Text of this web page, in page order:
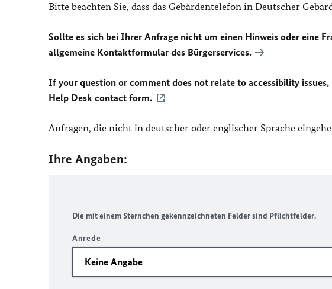
Bitte beachten Sie, dass das Gebärdentelefon in Deutscher
Sollte es sich bei Ihrer Anfrage nicht um einen Hinweis oder eine
allgemeine Kontaktformular des Bürgerservices.
If your question or comment does not relate to accessibility
Help Desk contact form.
Anfragen, die nicht in deutscher oder englischer Sprache
Ihre Angaben:
Die mit einem Sternchen gekennzeichneten Felder sind Pflichtfelder.
Anrede